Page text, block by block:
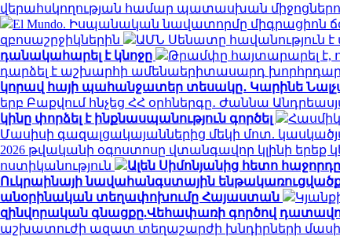
վերահսկողության համար պատասխան
El Mundo. Իսպանական նավատորմը միգրացիոն
զբոսաշրջիկներին
ԱՄՆ Սենատը հավանություն
դանակահարել է կնոջը
Թրամփը հայտարարել է,
դարձել է աշխարհի ամենաերիտասարդ
կորավ հայի պահանջատեր տեսակը․ Կարինե
երբ Բաքվում հնչեց ՀՀ օրհներգը․ Ժաննա
կինը փորձել է ինքնասպանություն գործել
Մասիսի գազալցակայաններից մեկի մոտ.
2026 թվականի օգոստոսը վտանգավոր կլինի
ոստիկանություն
Ալեն Սիմոնյանից հետո
Ուկրաինայի նավահանգստային
անօրինական տեղափոխումը Հայաստան
զինվորական գնացքը.Վեհափառի գործով
աշխատուժի ազատ տեղաշարժի խնդիրների